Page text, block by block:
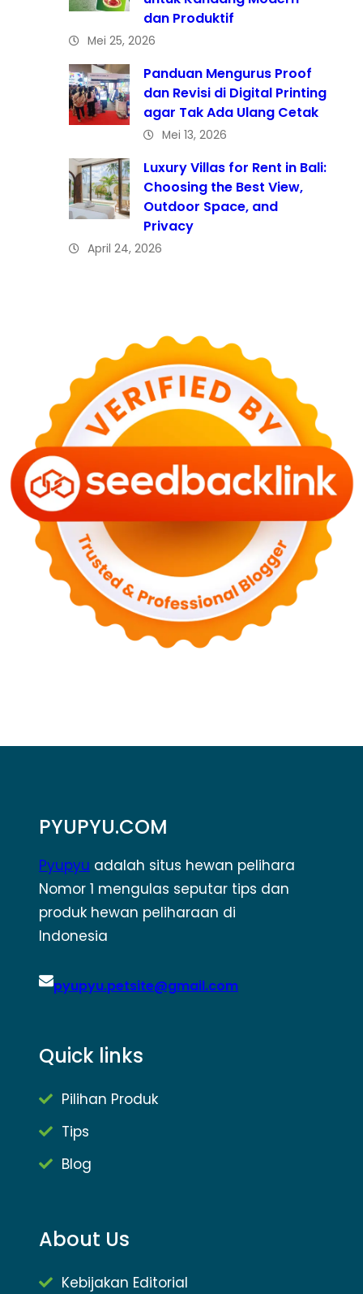
dan Produktif
Mei 25, 2026
Panduan Mengurus Proof
dan Revisi di Digital Printing
agar Tak Ada Ulang Cetak
Mei 13, 2026
Luxury Villas for Rent in Bali:
Choosing the Best View,
Outdoor Space, and
Privacy
April 24, 2026
PYUPYU.COM
Pyupyu adalah situs hewan pelihara
Nomor 1 mengulas seputar tips dan
produk hewan peliharaan di
Indonesia
pyupyu.petsite@gmail.com
Quick links
Pilihan Produk
Tips
Blog
About Us
Kebijakan Editorial